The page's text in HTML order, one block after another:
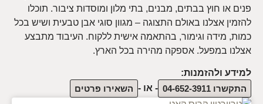
פנים או חוץ בבתים, מבנים, בתי מלון ומוסדות ציבור. תוכלו
להזמין אצלנו באולם התצוגה – מגוון סוגי אבן טבעית ושיש בכל
כמות, מידה וגימור, בהתאמה אישית ללקוח. העיבוד מתבצע
אצלנו במפעל. אספקה מהירה בכל הארץ.
למידע ולהזמנות:
התקשרו 04-652-3911
- או - השאירו פרטים